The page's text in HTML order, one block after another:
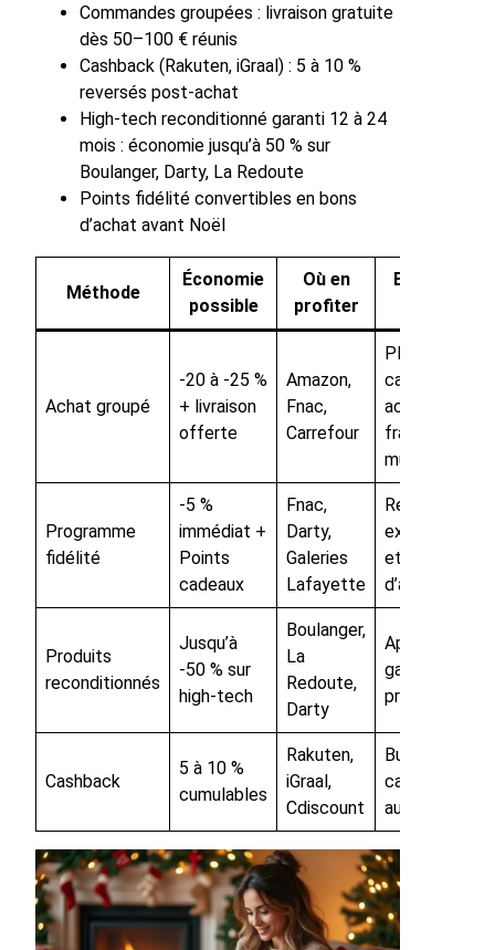
Commandes groupées : livraison gratuite
dès 50–100 € réunis
Cashback (Rakuten, iGraal) : 5 à 10 %
reversés post-achat
High-tech reconditionné garanti 12 à 24
mois : économie jusqu’à 50 % sur
Boulanger, Darty, La Redoute
Points fidélité convertibles en bons
d’achat avant Noël
Méthode
Économie
possible
Où en
profiter
Bénéfice
Achat groupé
-20 à -25 %
+ livraison
offerte
Amazon,
Fnac,
Carrefour
Plusieurs
cadeaux
achetés,
frais
mutualisés
Programme
fidélité
-5 %
immédiat +
Points
cadeaux
Fnac,
Darty,
Galeries
Lafayette
Réductions
exclusives
et bons
d’achat
Produits
reconditionnés
Jusqu’à
-50 % sur
high-tech
Boulanger,
La
Redoute,
Darty
Appareils
garantis,
prix réduits
Cashback
5 à 10 %
cumulables
Rakuten,
iGraal,
Cdiscount
Budget
cadeaux
augmenté